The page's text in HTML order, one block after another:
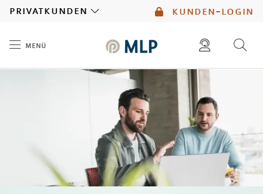
kunden-login
privatkunden
menü
diese website durchsuchen
mlp berater finden